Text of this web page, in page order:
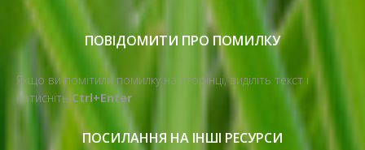
ПОВІДОМИТИ ПРО ПОМИЛКУ
Якщо ви помітили помилку на сторінці, виділіть текст і
натисніть Ctrl+Enter
ПОСИЛАННЯ НА ІНШІ РЕСУРСИ